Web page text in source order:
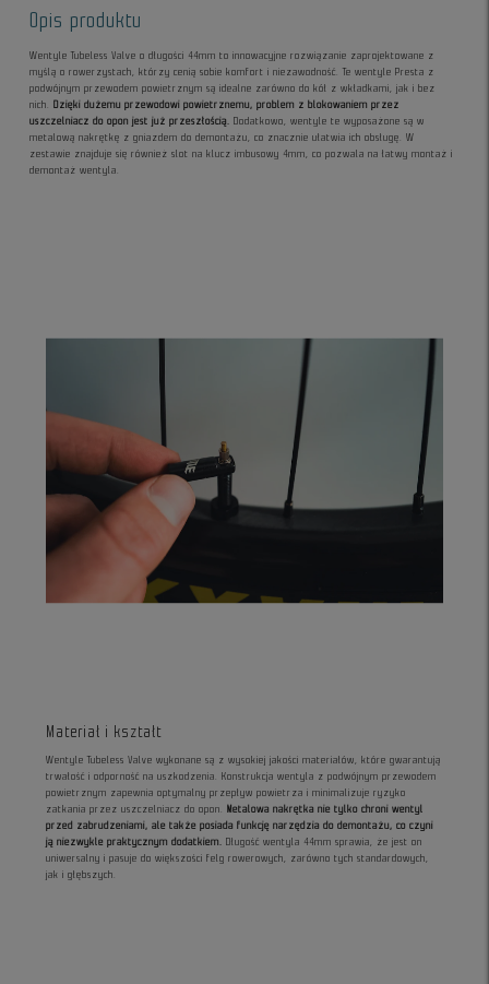
Opis produktu
Wentyle Tubeless Valve o długości 44mm to innowacyjne rozwiązanie zaprojektowane z
myślą o rowerzystach, którzy cenią sobie komfort i niezawodność. Te wentyle Presta z
podwójnym przewodem powietrznym są idealne zarówno do kół z wkładkami, jak i bez
nich. Dzięki dużemu przewodowi powietrznemu, problem z blokowaniem przez
uszczelniacz do opon jest już przeszłością. Dodatkowo, wentyle te wyposażone są w
metalową nakrętkę z gniazdem do demontażu, co znacznie ułatwia ich obsługę. W
zestawie znajduje się również slot na klucz imbusowy 4mm, co pozwala na łatwy montaż i
demontaż wentyla.
Materiał i kształt
Wentyle Tubeless Valve wykonane są z wysokiej jakości materiałów, które gwarantują
trwałość i odporność na uszkodzenia. Konstrukcja wentyla z podwójnym przewodem
powietrznym zapewnia optymalny przepływ powietrza i minimalizuje ryzyko
zatkania przez uszczelniacz do opon. Metalowa nakrętka nie tylko chroni wentyl
przed zabrudzeniami, ale także posiada funkcję narzędzia do demontażu, co czyni
ją niezwykle praktycznym dodatkiem. Długość wentyla 44mm sprawia, że jest on
uniwersalny i pasuje do większości felg rowerowych, zarówno tych standardowych,
jak i głębszych.